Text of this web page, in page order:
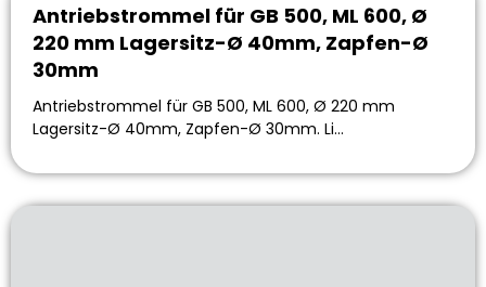
Antriebstrommel für GB 500, ML 600, Ø
220 mm Lagersitz-Ø 40mm, Zapfen-Ø
30mm
Antriebstrommel für GB 500, ML 600, Ø 220 mm
Lagersitz-Ø 40mm, Zapfen-Ø 30mm. Li…